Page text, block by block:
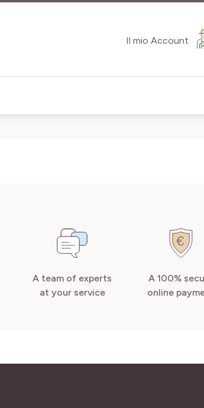
Il mio Account
A team of experts
at your service
A 100%
online